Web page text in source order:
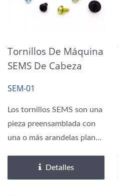
Tornillos De Máquina
SEMS De Cabeza
Arandela
SEM-01
Los tornillos SEMS son una
pieza preensamblada con
una o más arandelas planas
Detalles